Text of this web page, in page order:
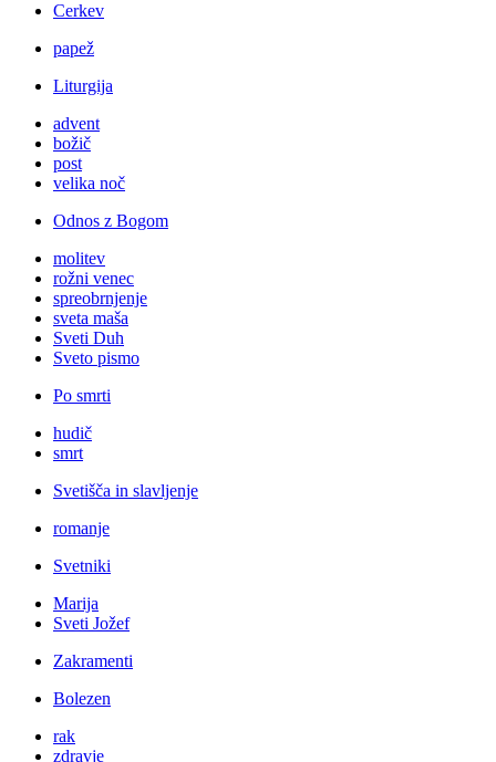
Cerkev
papež
Liturgija
advent
božič
post
velika noč
Odnos z Bogom
molitev
rožni venec
spreobrnjenje
sveta maša
Sveti Duh
Sveto pismo
Po smrti
hudič
smrt
Svetišča in slavljenje
romanje
Svetniki
Marija
Sveti Jožef
Zakramenti
Bolezen
rak
zdravje